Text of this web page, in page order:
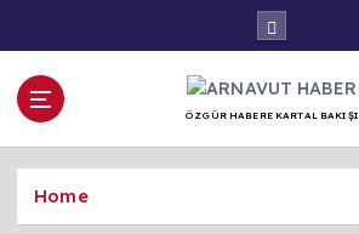
ğ
ÖZGÜR HABERE KARTAL BAKIŞI
Home